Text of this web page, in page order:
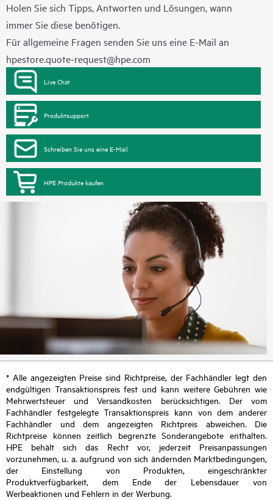
Holen Sie sich Tipps, Antworten und Lösungen, wann
immer Sie diese benötigen.
Für allgemeine Fragen senden Sie uns eine E-Mail an
hpestore.quote-request@hpe.com
Live Chat
Produktsupport
Schreiben Sie uns eine E-Mail
HPE Produkte kaufen
* Alle angezeigten Preise sind Richtpreise, der Fachhändler legt den
endgültigen Transaktionspreis fest und kann weitere Gebühren wie
Mehrwertsteuer und Versandkosten berücksichtigen. Der vom
Fachhändler festgelegte Transaktionspreis kann von dem anderer
Fachhändler und dem angezeigten Richtpreis abweichen. Die
Richtpreise können zeitlich begrenzte Sonderangebote enthalten.
HPE behält sich das Recht vor, jederzeit Preisanpassungen
vorzunehmen, u. a. aufgrund von sich ändernden Marktbedingungen,
der Einstellung von Produkten, eingeschränkter
Produktverfügbarkeit, dem Ende der Lebensdauer von
Werbeaktionen und Fehlern in der Werbung.